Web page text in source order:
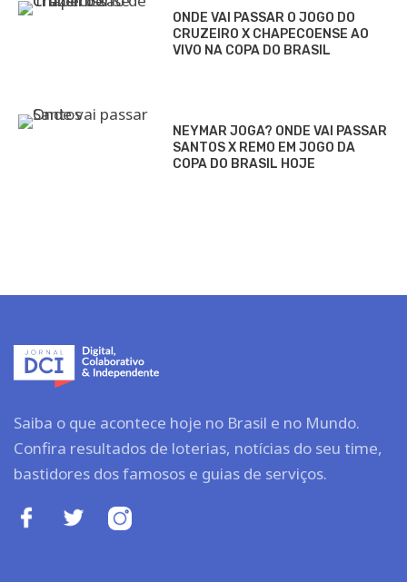
ONDE VAI PASSAR O JOGO DO
CRUZEIRO X CHAPECOENSE AO
VIVO NA COPA DO BRASIL
NEYMAR JOGA? ONDE VAI PASSAR
SANTOS X REMO EM JOGO DA
COPA DO BRASIL HOJE
Saiba o que acontece hoje no Brasil e no Mundo.
Confira resultados de loterias, notícias do seu time,
bastidores dos famosos e guias de serviços.